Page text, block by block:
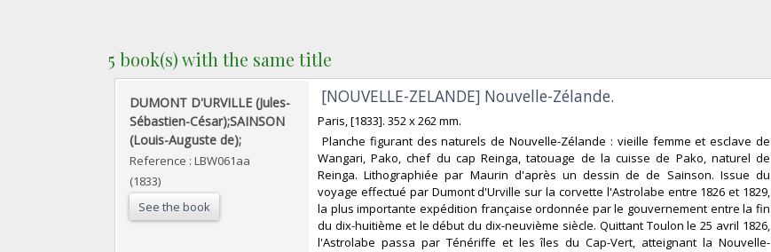
5 book(s) with the same title
‎DUMONT D'URVILLE (Jules-
Sébastien-César);SAINSON
(Louis-Auguste de);‎
Reference : LBW061aa
(1833)
See the book
‎ [NOUVELLE-ZELANDE] Nouvelle-Zélande.‎
‎Paris, [1833]. 352 x 262 mm.‎
‎ Planche figurant des naturels de Nouvelle-Zélande : vieille femme et esclave de
Wangari, Pako, chef du cap Reinga, tatouage de la cuisse de Pako, naturel de
Reinga. Lithographiée par Maurin d'après un dessin de de Sainson. Issue du
voyage effectué par Dumont d'Urville sur la corvette l'Astrolabe entre 1826 et 1829,
la plus importante expédition française ordonnée par le gouvernement entre la fin
du dix-huitième et le début du dix-neuvième siècle. Quittant Toulon le 25 avril 1826,
l'Astrolabe passa par Ténériffe et les îles du Cap-Vert, atteignant la Nouvelle-